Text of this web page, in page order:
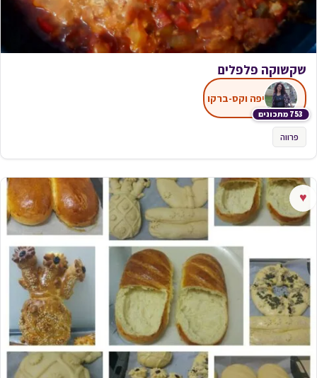
שקשוקה פלפלים
753 מתכונים
יפה וקס-ברקו
פרווה
♥